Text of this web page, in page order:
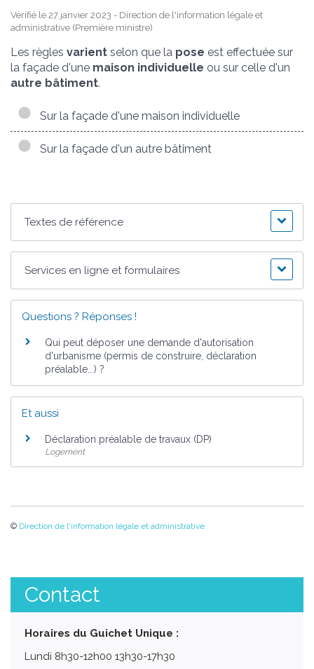
Vérifié le 27 janvier 2023 - Direction de l'information légale et
administrative (Première ministre)
Les règles varient selon que la pose est effectuée sur
la façade d'une maison individuelle ou sur celle d'un
autre bâtiment.
Sur la façade d'une maison individuelle
Sur la façade d'un autre bâtiment
Textes de référence
Services en ligne et formulaires
Questions ? Réponses !
Qui peut déposer une demande d'autorisation
d'urbanisme (permis de construire, déclaration
préalable...) ?
Et aussi
Déclaration préalable de travaux (DP)
Logement
© Direction de l'information légale et administrative
Contact
Horaires du Guichet Unique :
Lundi 8h30-12h00 13h30-17h30